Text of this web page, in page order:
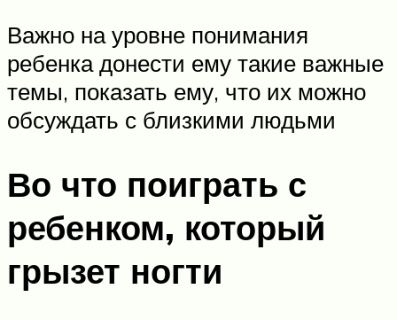
Важно на уровне понимания
ребенка донести ему такие важные
темы, показать ему, что их можно
обсуждать с близкими людьми
Во что поиграть с
ребенком, который
грызет ногти